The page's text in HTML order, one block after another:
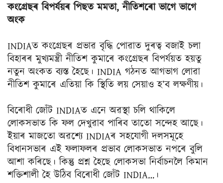
কংগ্ৰেছৰ বিপৰ্যয়ৰ পিছত মমতা, নীতিশৰো ভাগে ভাগে
অংক
INDIAত কংগ্ৰেছৰ প্ৰভাৱ বৃদ্ধি পোৱাত দুৰত্ব বজাই চলা
বিহাৰৰ মুখ্যমন্ত্ৰী নীতিশ কুমাৰে কংগ্ৰেছৰ বিপৰ্যয়ত হয়তু
নতুন অংকত ব্যস্ত হৈছে। INDIA গঠনত আগভাগ লোৱা
নীতিশ কুমাৰে এতিয়া কি স্থিতি লয় সেয়াও হ’ব লক্ষণীয়।
বিৰোধী জোঁট INDIAত এনে অৱস্থা চলি থাকিলে
লোকসভাত কি ফল দেখুৱাব পাৰিব তাতো সন্দেহ আছে।
ইয়াৰ মাজতো অৱশ্যে INDIAৰ সহযোগী দলসমূহে
বিধানসভাৰ এই ফলাফলৰ প্ৰভাব লোকসভাত নপৰে বুলি
আশা কৰিছে। কিন্তু প্ৰশ্ন হৈছে লোকসভা নিৰ্বাচনলৈ কিমান
শক্তিশালী হৈ উঠিব বিৰোধী জোঁট INDIA…।